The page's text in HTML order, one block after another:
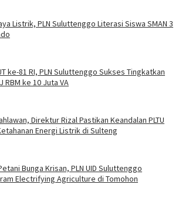
Listrik, PLN Suluttenggo Literasi Siswa SMAN 3
ke-81 RI, PLN Suluttenggo Sukses Tingkatkan
RBM ke 10 Juta VA
Direktur Rizal Pastikan Keandalan PLTU
Energi Listrik di Sulteng
Bunga Krisan, PLN UID Suluttenggo
Electrifying Agriculture di Tomohon